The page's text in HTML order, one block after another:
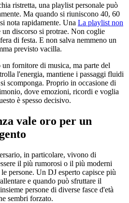
ristretta, una playlist personale può
Ma quando si riuniscono 40, 60
nota rapidamente. Una La playlist non
un discorso si protrae. Non coglie
di festa. E non salva nemmeno un
previsto vacilla.
fornitore di musica, ma parte del
l'energia, mantiene i passaggi fluidi
scomponga. Proprio in occasione di
dove emozioni, ricordi e voglia
è spesso decisivo.
vale oro per un
in particolare, vivono di
il più rumorosi o il più moderni
persone. Un DJ esperto capisce più
e quando può sfruttare il
persone di diverse fasce d'età
sembri forzato.